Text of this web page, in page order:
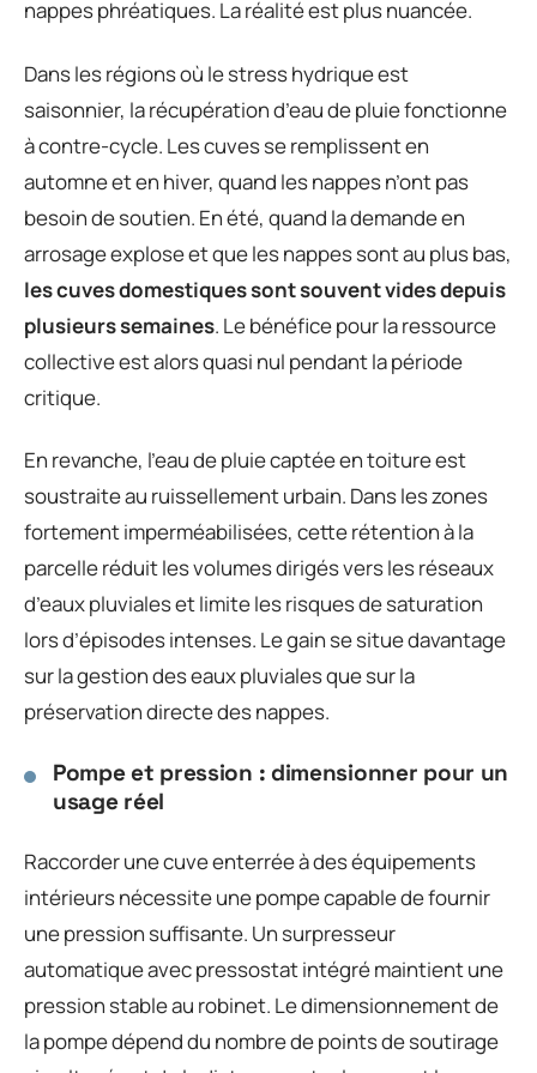
nappes phréatiques. La réalité est plus nuancée.
Dans les régions où le stress hydrique est
saisonnier, la récupération d’eau de pluie fonctionne
à contre-cycle. Les cuves se remplissent en
automne et en hiver, quand les nappes n’ont pas
besoin de soutien. En été, quand la demande en
arrosage explose et que les nappes sont au plus bas,
les cuves domestiques sont souvent vides depuis
plusieurs semaines. Le bénéfice pour la ressource
collective est alors quasi nul pendant la période
critique.
En revanche, l’eau de pluie captée en toiture est
soustraite au ruissellement urbain. Dans les zones
fortement imperméabilisées, cette rétention à la
parcelle réduit les volumes dirigés vers les réseaux
d’eaux pluviales et limite les risques de saturation
lors d’épisodes intenses. Le gain se situe davantage
sur la gestion des eaux pluviales que sur la
préservation directe des nappes.
Pompe et pression : dimensionner pour un
usage réel
Raccorder une cuve enterrée à des équipements
intérieurs nécessite une pompe capable de fournir
une pression suffisante. Un surpresseur
automatique avec pressostat intégré maintient une
pression stable au robinet. Le dimensionnement de
la pompe dépend du nombre de points de soutirage